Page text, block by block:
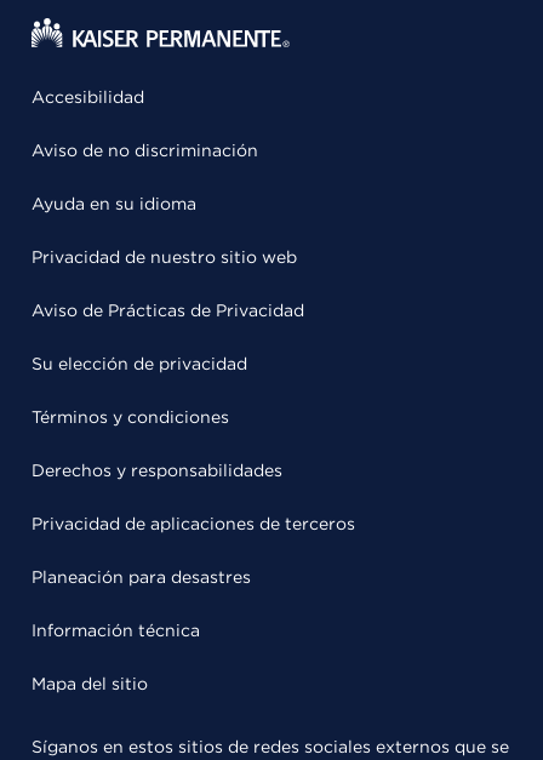
Accesibilidad
Aviso de no discriminación
Ayuda en su idioma
Privacidad de nuestro sitio web
Aviso de Prácticas de Privacidad
Su elección de privacidad
Términos y condiciones
Derechos y responsabilidades
Privacidad de aplicaciones de terceros
Planeación para desastres
Información técnica
Mapa del sitio
Síganos en estos sitios de redes sociales externos que se